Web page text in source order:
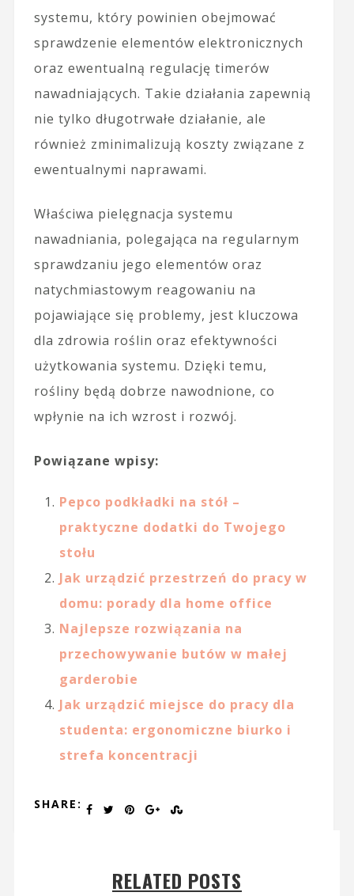
systemu, który powinien obejmować
sprawdzenie elementów elektronicznych
oraz ewentualną regulację timerów
nawadniających. Takie działania zapewnią
nie tylko długotrwałe działanie, ale
również zminimalizują koszty związane z
ewentualnymi naprawami.
Właściwa pielęgnacja systemu
nawadniania, polegająca na regularnym
sprawdzaniu jego elementów oraz
natychmiastowym reagowaniu na
pojawiające się problemy, jest kluczowa
dla zdrowia roślin oraz efektywności
użytkowania systemu. Dzięki temu,
rośliny będą dobrze nawodnione, co
wpłynie na ich wzrost i rozwój.
Powiązane wpisy:
Pepco podkładki na stół –
praktyczne dodatki do Twojego
stołu
Jak urządzić przestrzeń do pracy w
domu: porady dla home office
Najlepsze rozwiązania na
przechowywanie butów w małej
garderobie
Jak urządzić miejsce do pracy dla
studenta: ergonomiczne biurko i
strefa koncentracji
SHARE:
RELATED POSTS